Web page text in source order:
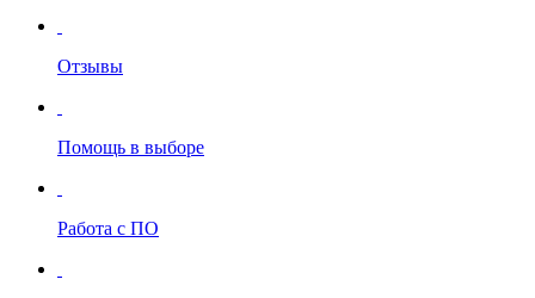
Отзывы
Помощь в выборе
Работа с ПО